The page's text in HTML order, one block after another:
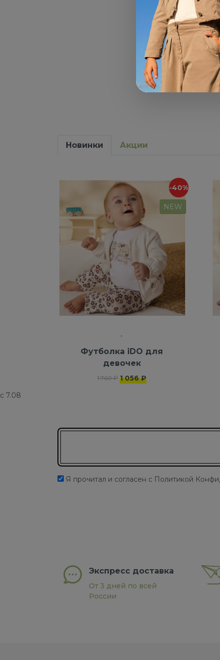
Новинки Акции
-40%
NEW
Футболка iDO для
девочек
1 760 ₽ 1 056 ₽
с 7.08
Я прочитал и согласен с Политикой
Экспресс доставка
От 3 дней по всей
России